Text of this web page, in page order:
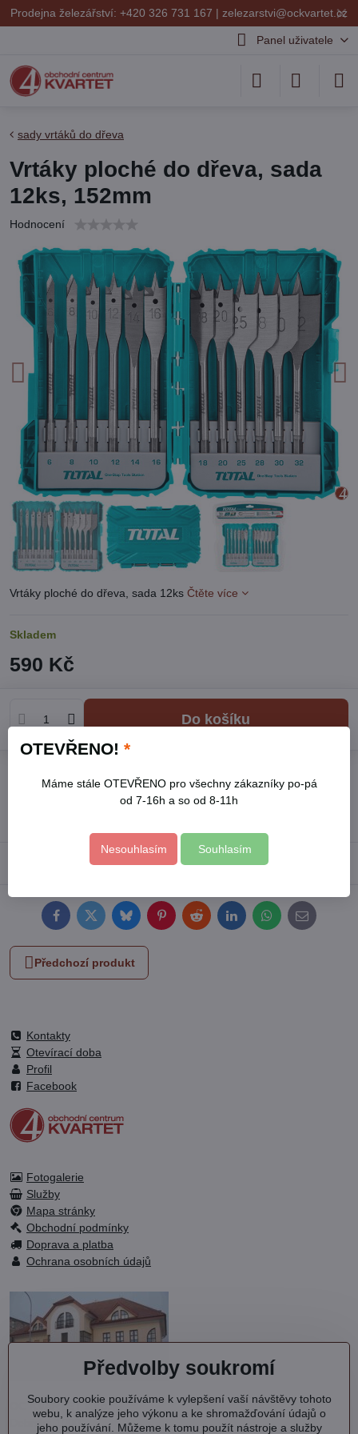
✕
Prodejna železářství: +420 326 731 167 | zelezarstvi@ockvartet.cz
Panel uživatele
sady vrtáků do dřeva
Vrtáky ploché do dřeva, sada
12ks, 152mm
Hodnocení
Vrtáky ploché do dřeva, sada 12ks Čtěte více
Skladem
590 Kč
Do košíku
TACSDL1201
FacebookTwitterBlueskyPinterestRedditLinkedInWhatsApp
E-
mail
Předchozí produkt
Kontakty
Otevírací doba
Profil
Facebook
Fotogalerie
Služby
Mapa stránky
Obchodní podmínky
Doprava a platba
Ochrana osobních údajů
OC KVARTET s.r.o.
Debřská 1000
Předvolby soukromí
Soubory cookie používáme k vylepšení vaší návštěvy tohoto
webu, k analýze jeho výkonu a ke shromažďování údajů o
jeho používání. Můžeme k tomu použít nástroje a služby
OTEVŘENO! *
Máme stále OTEVŘENO pro všechny zákazníky po-pá
od 7-16h a so od 8-11h
Nesouhlasím Souhlasím